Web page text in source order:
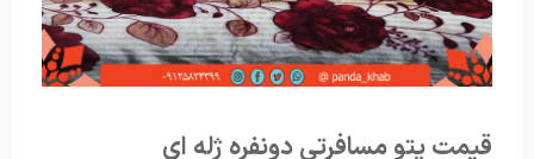
قیمت پتو مسافرتی دونفره ژله ای